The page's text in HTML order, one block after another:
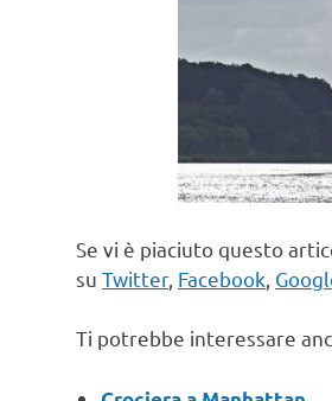
Se vi è piaciuto questo
su Twitter, Facebook
Ti potrebbe interessare